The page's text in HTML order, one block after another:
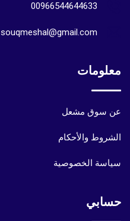
00966544644633
souqmeshal@gmail.com
معلومات
عن سوق مشعل
الشروط والأحكام
سياسة الخصوصية
حسابي